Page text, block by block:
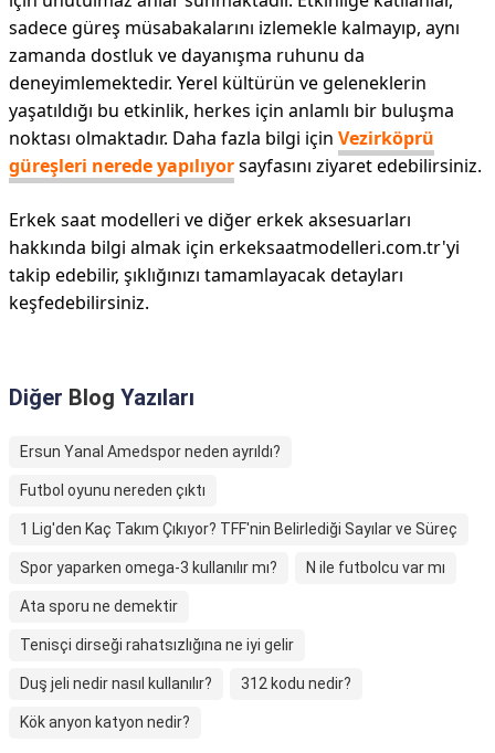
sadece güreş müsabakalarını izlemekle kalmayıp, aynı
zamanda dostluk ve dayanışma ruhunu da
deneyimlemektedir. Yerel kültürün ve geleneklerin
yaşatıldığı bu etkinlik, herkes için anlamlı bir buluşma
noktası olmaktadır. Daha fazla bilgi için Vezirköprü
güreşleri nerede yapılıyorsayfasını ziyaret edebilirsiniz.
Erkek saat modelleri ve diğer erkek aksesuarları
hakkında bilgi almak için erkeksaatmodelleri.com.tr'yi
takip edebilir, şıklığınızı tamamlayacak detayları
keşfedebilirsiniz.
Diğer Blog Yazıları
Ersun Yanal Amedspor neden ayrıldı?
Futbol oyunu nereden çıktı
1 Lig'den Kaç Takım Çıkıyor? TFF'nin Belirlediği Sayılar ve Süreç
Spor yaparken omega-3 kullanılır mı? N ile futbolcu var mı
Ata sporu ne demektir
Tenisçi dirseği rahatsızlığına ne iyi gelir
Duş jeli nedir nasıl kullanılır? 312 kodu nedir?
Kök anyon katyon nedir?